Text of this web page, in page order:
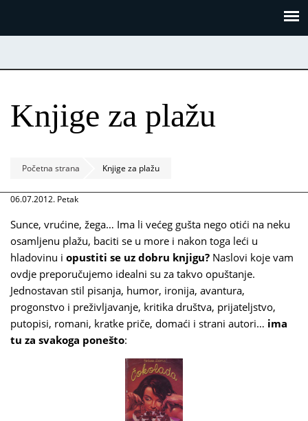
Knjige za plažu
Početna strana Knjige za plažu
06.07.2012. Petak
Sunce, vrućine, žega… Ima li većeg gušta nego otići na neku
osamljenu plažu, baciti se u more i nakon toga leći u
hladovinu i opustiti se uz dobru knjigu? Naslovi koje vam
ovdje preporučujemo idealni su za takvo opuštanje.
Jednostavan stil pisanja, humor, ironija, avantura,
progonstvo i preživljavanje, kritika društva, prijateljstvo,
putopisi, romani, kratke priče, domaći i strani autori… ima
tu za svakoga ponešto: